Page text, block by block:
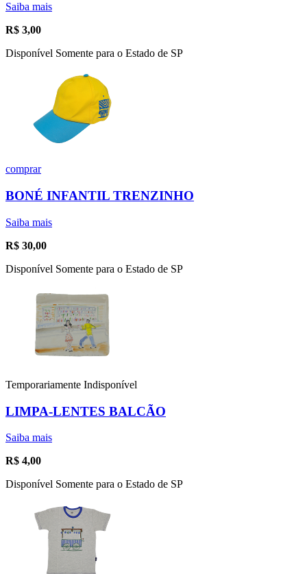
Saiba mais
R$ 3,00
Disponível Somente para o Estado de SP
comprar
BONÉ INFANTIL TRENZINHO
Saiba mais
R$ 30,00
Disponível Somente para o Estado de SP
Temporariamente Indisponível
LIMPA-LENTES BALCÃO
Saiba mais
R$ 4,00
Disponível Somente para o Estado de SP